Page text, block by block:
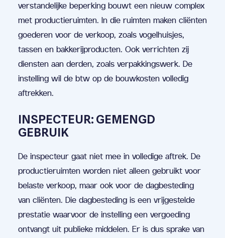
verstandelijke beperking bouwt een nieuw complex
met productieruimten. In die ruimten maken cliënten
goederen voor de verkoop, zoals vogelhuisjes,
tassen en bakkerijproducten. Ook verrichten zij
diensten aan derden, zoals verpakkingswerk. De
instelling wil de btw op de bouwkosten volledig
aftrekken.
INSPECTEUR: GEMENGD
GEBRUIK
De inspecteur gaat niet mee in volledige aftrek. De
productieruimten worden niet alleen gebruikt voor
belaste verkoop, maar ook voor de dagbesteding
van cliënten. Die dagbesteding is een vrijgestelde
prestatie waarvoor de instelling een vergoeding
ontvangt uit publieke middelen. Er is dus sprake van